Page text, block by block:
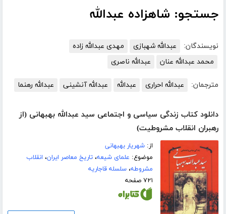
جستجو: شاهزاده عبدالله
نویسندگان: عبدالله شهبازی
مهدی عبدالله زاده
محمد عبدالله عنان
عبدالله ناصری
مترجمان: عبدالله احراری عبدالله عبدالله آنشینی عبدالله رهنما
دانلود کتاب زندگی سیاسی و اجتماعی سید عبدالله بهبهانی (از
رهبران انقلاب مشروطیت)
از:شهریار بهبهانی
موضوع: علمای شیعه،تاریخ معاصر ایران، انقلاب
مشروطه،سلسله قاجاریه
۷۲۱ صفحه